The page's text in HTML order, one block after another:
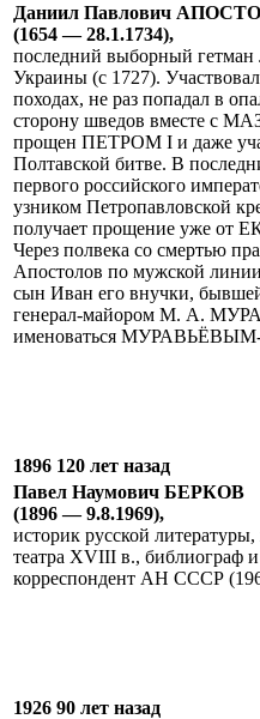
Даниил Павлович
(1654 — 28.1.1734),
последний выборный гетман
Украины (с 1727).
походах, не раз попадал в
сторону шведов вместе с
прощен ПЕТРОМ I и даже
Полтавской битве. В
первого российского
узником Петропавловской
получает прощение уже от
Через полвека со смертью
Апостолов по мужской линии
сын Иван его внучки,
генерал-майором М. А.
именоваться
1896 120 лет назад
Павел Наумович БЕРКОВ
(1896 — 9.8.1969),
историк русской
театра XVIII в., библиограф
корреспондент АН СССР
1926 90 лет назад